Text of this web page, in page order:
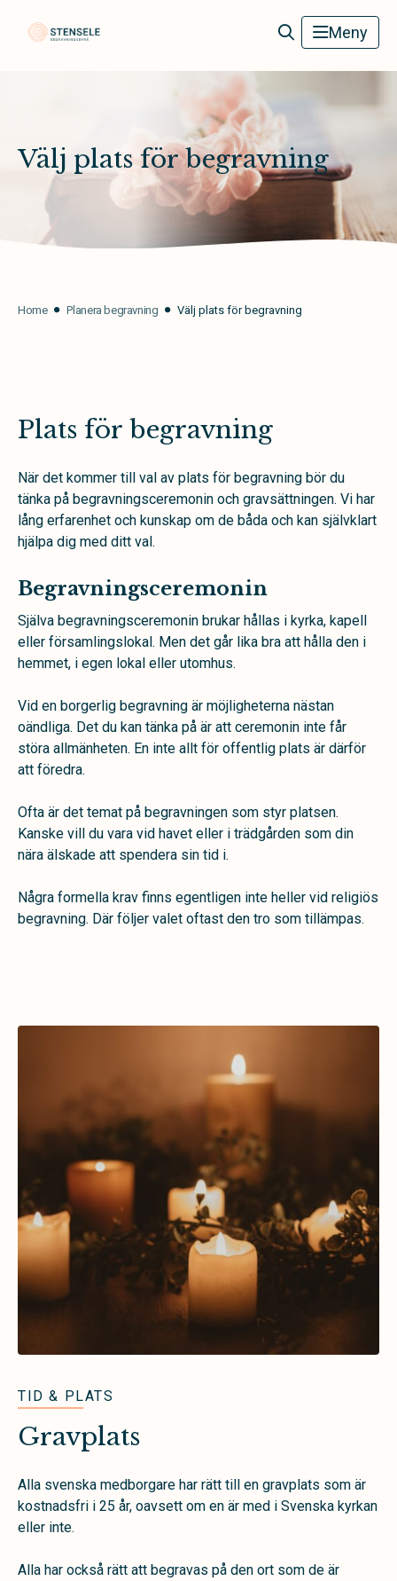
Meny
Välj plats för begravning
Home Planera begravning Välj plats för begravning
Plats för begravning
När det kommer till val av plats för begravning bör du
tänka på begravningsceremonin och gravsättningen. Vi har
lång erfarenhet och kunskap om de båda och kan självklart
hjälpa dig med ditt val.
Begravningsceremonin
Själva begravningsceremonin brukar hållas i kyrka, kapell
eller församlingslokal. Men det går lika bra att hålla den i
hemmet, i egen lokal eller utomhus.
Vid en borgerlig begravning är möjligheterna nästan
oändliga. Det du kan tänka på är att ceremonin inte får
störa allmänheten. En inte allt för offentlig plats är därför
att föredra.
Ofta är det temat på begravningen som styr platsen.
Kanske vill du vara vid havet eller i trädgården som din
nära älskade att spendera sin tid i.
Några formella krav finns egentligen inte heller vid religiös
begravning. Där följer valet oftast den tro som tillämpas.
TID & PLATS
Gravplats
Alla svenska medborgare har rätt till en gravplats som är
kostnadsfri i 25 år, oavsett om en är med i Svenska kyrkan
eller inte.
Alla har också rätt att begravas på den ort som de är